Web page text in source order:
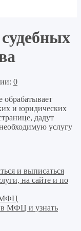
0
обрабатывает
и юридических
дадут
услугу
и выписаться
на сайте и по
МФЦ
в МФЦ и узнать